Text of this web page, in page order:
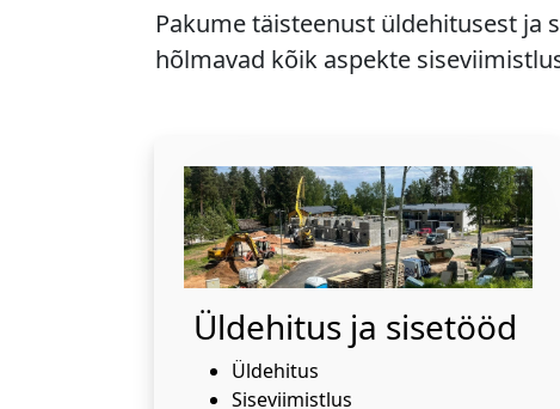
Pakume täisteenust üldehitusest ja
hõlmavad kõik aspekte
Üldehitus ja sisetööd
Üldehitus
Siseviimistlus